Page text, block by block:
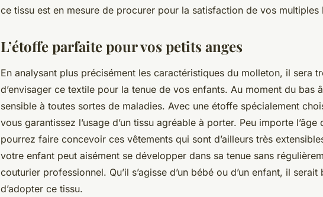
ce tissu est en mesure de procurer pour la satisfaction de vos multiples
L’étoffe parfaite pour vos petits anges
En analysant plus précisément les caractéristiques du molleton, il sera
d’envisager ce textile pour la tenue de vos enfants. Au moment du bas
sensible à toutes sortes de maladies. Avec une étoffe spécialement
vous garantissez l’usage d’un tissu agréable à porter. Peu importe
pourrez faire concevoir ces vêtements qui sont d’ailleurs très
votre enfant peut aisément se développer dans sa tenue sans
couturier professionnel. Qu’il s’agisse d’un bébé ou d’un enfant, il
d’adopter ce tissu.